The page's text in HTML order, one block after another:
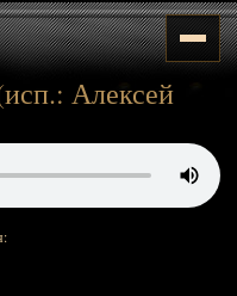
Алексей